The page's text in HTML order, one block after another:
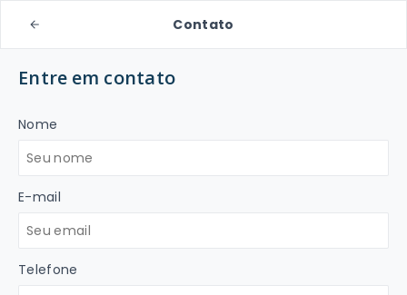
Contato
Entre em contato
Nome
E-mail
Telefone